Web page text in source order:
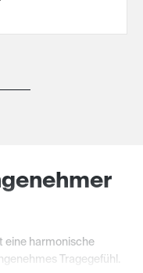
eine harmonische
Tragegefühl.